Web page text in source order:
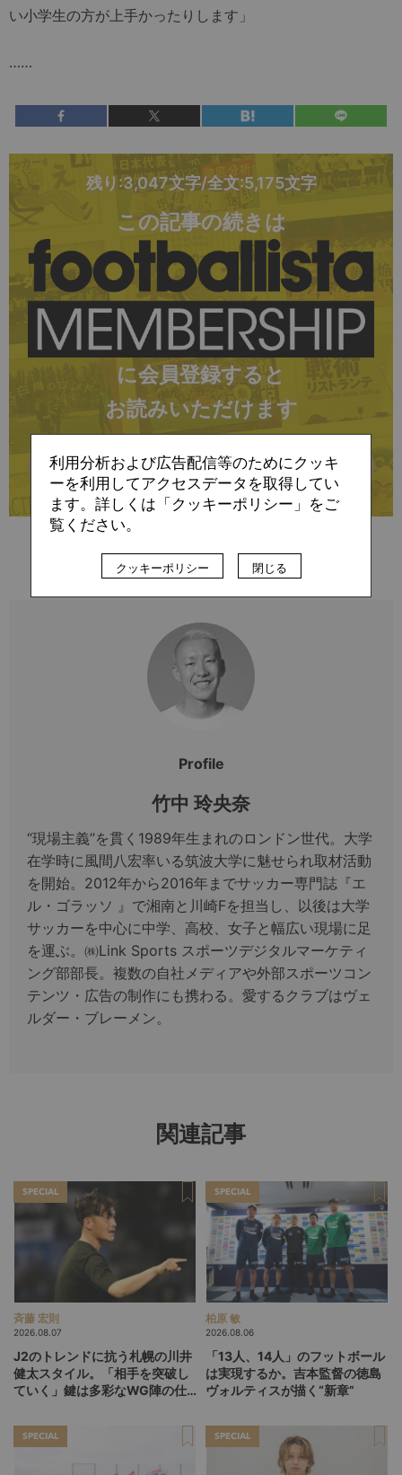
い小学生の方が上手かったりします」
……
残り:3,047文字/全文:5,175文字
この記事の続きは
に会員登録すると
お読みいただけます
詳細はこちら
Profile
竹中 玲央奈
“現場主義”を貫く1989年生まれのロンドン世代。大学
在学時に風間八宏率いる筑波大学に魅せられ取材活動
を開始。2012年から2016年までサッカー専門誌『エ
ル・ゴラッソ 』で湘南と川崎Fを担当し、以後は大学
サッカーを中心に中学、高校、女子と幅広い現場に足
を運ぶ。㈱Link Sports スポーツデジタルマーケティ
ング部部長。複数の自社メディアや外部スポーツコン
テンツ・広告の制作にも携わる。愛するクラブはヴェ
ルダー・ブレーメン。
関連記事
SPECIAL
斉藤 宏則
2026.08.07
J2のトレンドに抗う札幌の川井
健太スタイル。「相手を突破し
ていく」鍵は多彩なWG陣の仕
SPECIAL
柏原 敏
2026.08.06
「13人、14人」のフットボール
は実現するか。吉本監督の徳島
ヴォルティスが描く“新章”
SPECIAL SPECIAL
利用分析および広告配信等のためにクッキ
ーを利用してアクセスデータを取得してい
ます。詳しくは「クッキーポリシー」をご
覧ください。
クッキーポリシー 閉じる